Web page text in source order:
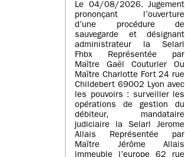
Le 04/08/2026. Jugement
prononçant l’ouverture
d’une procédure de
sauvegarde et désignant
administrateur la Selarl
Fhbx Représentée par
Maître Gaël Couturier Ou
Maître Charlotte Fort 24 rue
Childebert 69002 Lyon avec
les pouvoirs : surveiller les
opérations de gestion du
débiteur, mandataire
judiciaire la Selarl Jerome
Allais Représentée par
Maître Jérôme Allais